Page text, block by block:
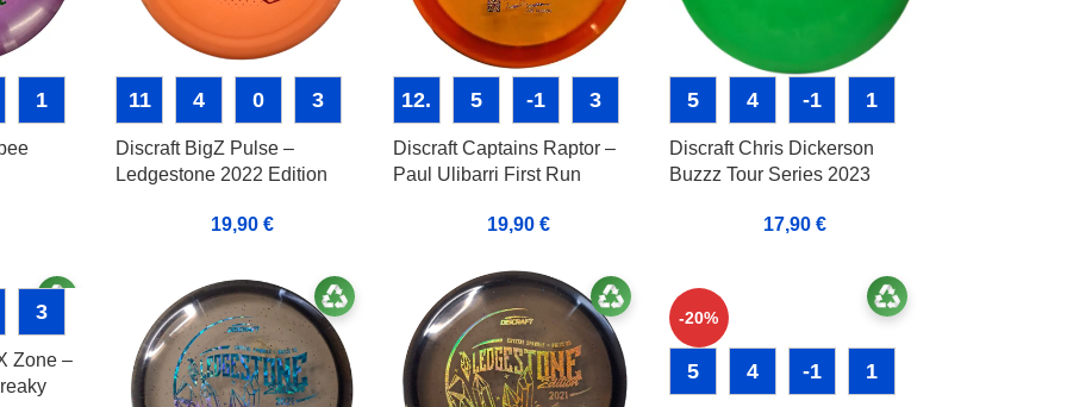
1 11 4 0 3
Discraft BigZ Pulse –
Ledgestone 2022 Edition
19,90 €
12. 5 -1 3
Discraft Captains Raptor –
Paul Ulibarri First Run
19,90€
5 4 -1 1
Discraft Chris Dickerson
Buzzz Tour Series 2023
17,90€
3
Zone –
-20%
5 4 -1 1